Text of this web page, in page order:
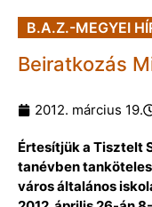
B.A.Z.-MEGYEI
Beiratkozás
2012. március 19.
Értesítjük a Tisztelt
tanévben
város általános